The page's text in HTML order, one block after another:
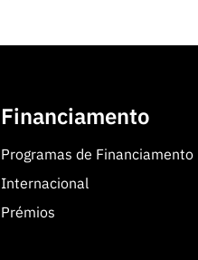
Financiamento
Programas de Financiamento
Internacional
Prémios